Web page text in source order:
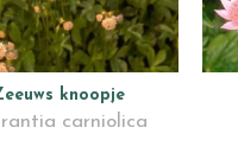
knoopje
carniolica